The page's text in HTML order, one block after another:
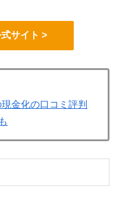
サイト >
金化の口コミ評判